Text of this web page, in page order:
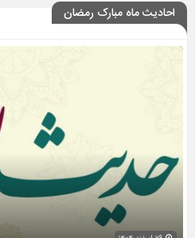
احادیث ماه مبارک رمضان